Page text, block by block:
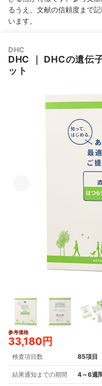
るうえ、文献の信頼度まで記
います。
DHC
DHC ｜ DHCの遺伝
ット
参考価格
33,180円
検査項目数 85項目
結果通知までの期間 4～6週